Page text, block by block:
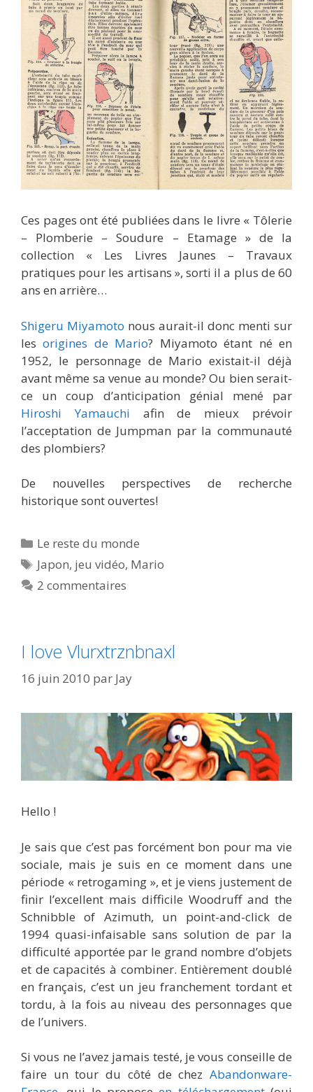
Ces pages ont été publiées dans le livre « Tôlerie
– Plomberie – Soudure – Etamage » de la
collection « Les Livres Jaunes – Travaux
pratiques pour les artisans », sorti il a plus de 60
ans en arrière…
Shigeru Miyamoto nous aurait-il donc menti sur
lesorigines de Mario? Miyamoto étant né en
1952, le personnage de Mario existait-il déjà
avant même sa venue au monde? Ou bien serait-
ce un coup d’anticipation génial mené par
Hiroshi Yamauchi afin de mieux prévoir
l’acceptation de Jumpman par la communauté
des plombiers?
De nouvelles perspectives de recherche
historique sont ouvertes!
Catégories
Le reste du monde
Étiquettes
Japon, jeu vidéo, Mario
2 commentaires
I love Vlurxtrznbnaxl
16 juin 2010 par Jay
Hello !
Je sais que c’est pas forcément bon pour ma vie
sociale, mais je suis en ce moment dans une
période « retrogaming », et je viens justement de
finir l’excellent mais difficile Woodruff and the
Schnibble of Azimuth, un point-and-click de
1994 quasi-infaisable sans solution de par la
difficulté apportée par le grand nombre d’objets
et de capacités à combiner. Entièrement doublé
en français, c’est un jeu franchement tordant et
tordu, à la fois au niveau des personnages que
de l’univers.
Si vous ne l’avez jamais testé, je vous conseille de
faire un tour du côté de chez Abandonware-